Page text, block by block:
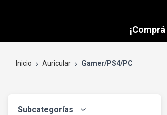
Inicio Auricular Gamer/PS4/PC
Subcategorías